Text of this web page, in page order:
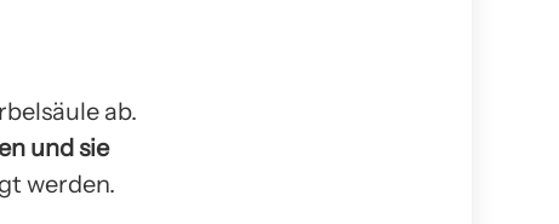
ab.
und sie
werden.